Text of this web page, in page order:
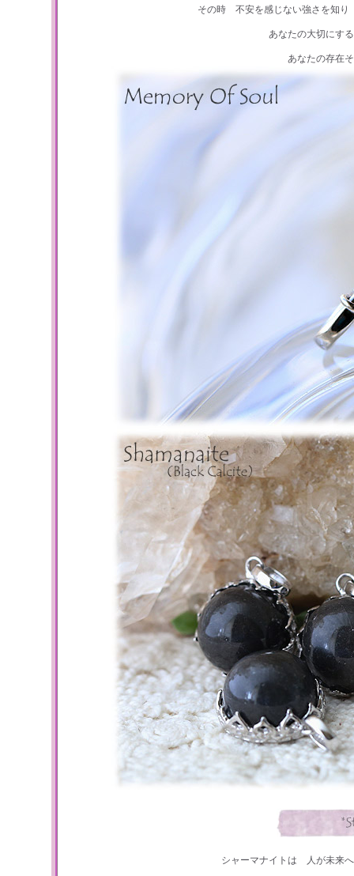
その時 不安を感じない強さを知
あなたの大切にす
あなたの存在
シャーマナイトは 人が未来